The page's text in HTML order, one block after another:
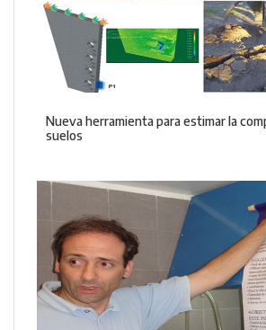
Nueva herramienta para estimar la
suelos